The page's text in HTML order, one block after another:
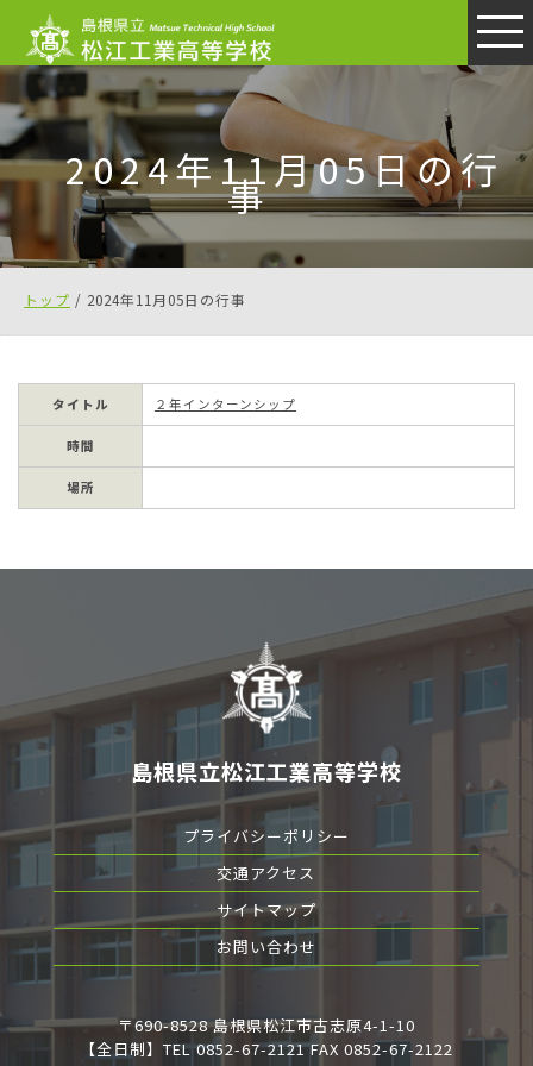
このページの本文へ
2024年11月05日の行
事
現
在
トップ / 2024年11月05日の行事
タイトル ２年インターンシップ
時間
場所
島根県立松江工業高等学校
プライバシーポリシー
交通アクセス
サイトマップ
お問い合わせ
〒690-8528 島根県松江市古志原4-1-10
【全日制】TEL 0852-67-2121 FAX 0852-67-2122